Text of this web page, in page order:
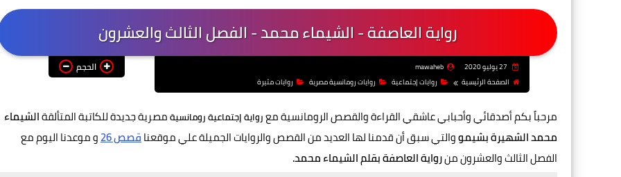
رواية العاصفة - الشيماء محمد - الفصل الثالث والعشرون
mawaheb
الصفحة الرئيسية
روايات إجتماعية روايات رومانسية مصرية روايات مثيرة
الحجم
مرحباً بكم أصدقائي وأحبابي عاشقي القراءة والقصص الرومانسية معروايةإجتماعية رومانسيةمصرية جديدة للكاتبة المتألقةالشيماء
محمد الشهيرة بشيمووالتي سبق أن قدمنا لها العديد من القصص والروايات الجميلةعلي موقعناقصص 26
و موعدنا اليوم مع
الفصل الثالث والعشرون منرواية العاصفة بقلم الشيماء محمد.